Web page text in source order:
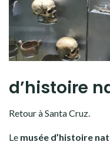
d’histoire
Retour à Santa Cruz.
Le musée d’histoire